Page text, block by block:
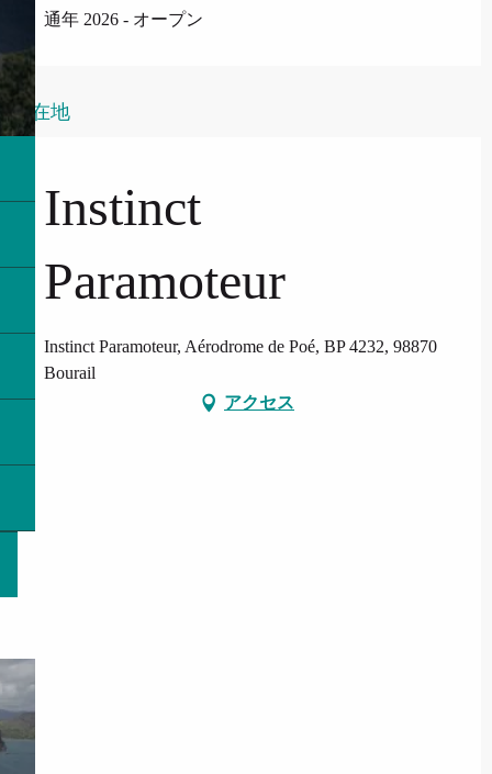
通年 2026 - オープン
所在地
Instinct
Paramoteur
Instinct Paramoteur, Aérodrome de Poé, BP 4232, 98870
Bourail
アクセス